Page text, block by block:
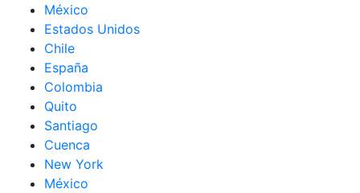
México
Estados Unidos
Chile
España
Colombia
Quito
Santiago
Cuenca
New York
México